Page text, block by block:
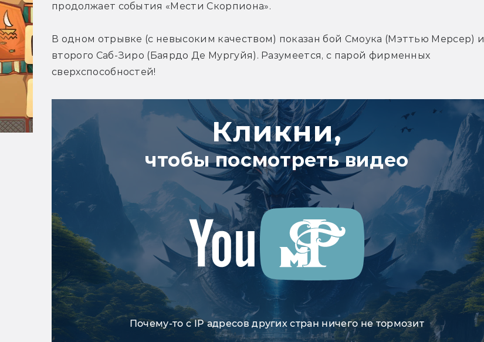
продолжает события «Мести Скорпиона».
В одном отрывке (с невысоким качеством) показан бой Смоука (Мэттью Мерсер) и
второго Саб-Зиро (Баярдо Де Мургуйя). Разумеется, с парой фирменных
сверхспособностей!
Кликни,
чтобы посмотреть видео
Почему-то с IP адресов других стран ничего не тормозит